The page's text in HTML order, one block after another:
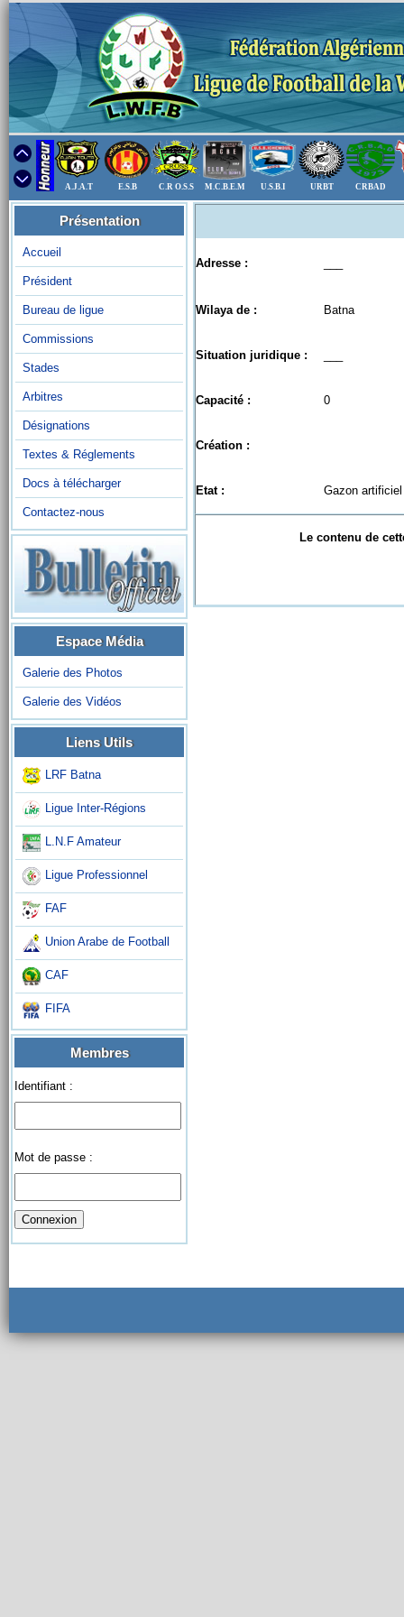
A.J.A.T E.S.B C.R O.S.S M.C.B.E.M U.S.B.I URBT CRBAD
Présentation
Accueil
Président
Bureau de ligue
Commissions
Stades
Arbitres
Désignations
Textes & Réglements
Docs à télécharger
Contactez-nous
Espace Média
Galerie des Photos
Galerie des Vidéos
Liens Utils
LRF Batna
Ligue Inter-Régions
L.N.F Amateur
Ligue Professionnel
FAF
Union Arabe de Football
CAF
FIFA
Membres
Identifiant :
Mot de passe :
Adresse :
Wilaya de : Batna
Situation juridique :
Capacité : 0
Création :
Etat : Gazon artificiel
Le contenu de